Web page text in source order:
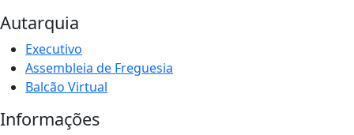
Autarquia
Executivo
Assembleia de Freguesia
Balcão Virtual
Informações